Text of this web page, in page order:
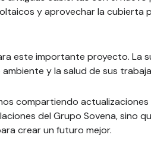
y aprovechar la cubierta
este importante proyecto. La
y la salud de sus
compartiendo actualizaciones
del Grupo Sovena, sino
crear un futuro mejor.